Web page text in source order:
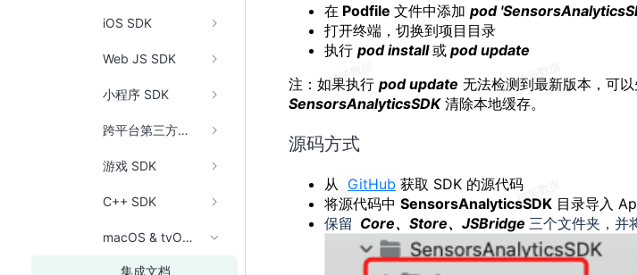
在 Podfile 文件中添加 pod
打开终端，切换到项目目录
执行 pod install 或 pod update
注：如果执行 pod update 无法检测到最新版本，可
SensorsAnalyticsSDK清除本地缓存。
源码方式
从 GitHub 获取 SDK 的源代码
将源代码中 SensorsAnalyticsSDK 目录导入
保留 Core、Store、JSBridge 三个文件夹，并
iOS SDK
Web JS SDK
小程序 SDK
跨平台第三方框架
游戏 SDK
C++ SDK
macOS & tvOS SDK
集成文档